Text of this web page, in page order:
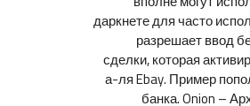
даркнете для часто
разрешает ввод
сделки, которая
а-ля Ebay. Пример
банка. Onion –